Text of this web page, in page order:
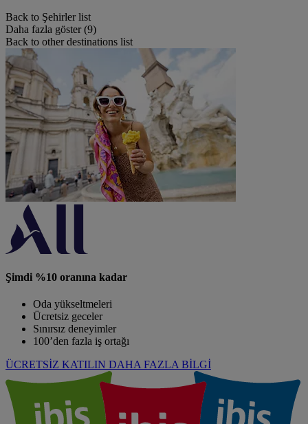
Back to Şehirler list
Daha fazla göster (9)
Back to other destinations list
Şimdi %10 oranına kadar
Oda yükseltmeleri
Ücretsiz geceler
Sınırsız deneyimler
100’den fazla iş ortağı
ÜCRETSİZ KATILIN DAHA FAZLA BİLGİ